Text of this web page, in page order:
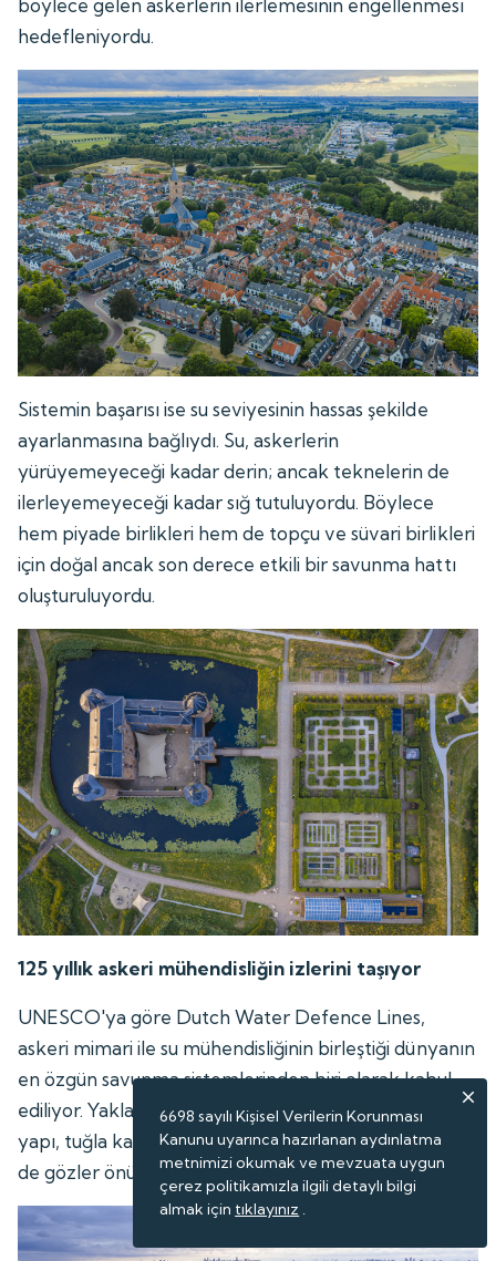
böylece gelen askerlerin ilerlemesinin engellenmesi
hedefleniyordu.
Sistemin başarısı ise su seviyesinin hassas şekilde
ayarlanmasına bağlıydı. Su, askerlerin
yürüyemeyeceği kadar derin; ancak teknelerin de
ilerleyemeyeceği kadar sığ tutuluyordu. Böylece
hem piyade birlikleri hem de topçu ve süvari birlikleri
için doğal ancak son derece etkili bir savunma hattı
oluşturuluyordu.
125 yıllık askeri mühendisliğin izlerini taşıyor
UNESCO'ya göre Dutch Water Defence Lines,
askeri mimari ile su mühendisliğinin birleştiği dünyanın
en özgün savunma sistemlerinden biri olarak kabul
ediliyor. Yaklaşık 125 yıllık süreçte sürekli geliştirilen
yapı, tuğla kalelerden betonarme tahkimatlara geçişi
de gözler önüne seriyor.
6698 sayılı Kişisel Verilerin Korunması
Kanunu uyarınca hazırlanan aydınlatma
metnimizi okumak ve mevzuata uygun
çerez politikamızla ilgili detaylı bilgi
almak için tıklayınız .